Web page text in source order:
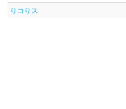
りコりス